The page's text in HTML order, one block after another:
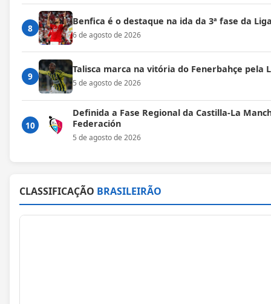
8
Benfica é o destaque na ida da 3ª fase da
6 de agosto de 2026
9
Talisca marca na vitória do Fenerbahçe pela
5 de agosto de 2026
10
Definida a Fase Regional da Castilla-La
Federación
5 de agosto de 2026
CLASSIFICAÇÃO BRASILEIRÃO